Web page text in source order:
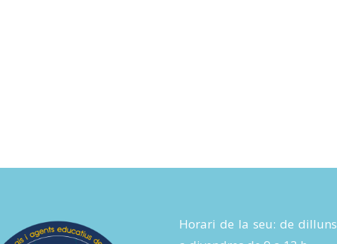
Horari de la seu: de dilluns